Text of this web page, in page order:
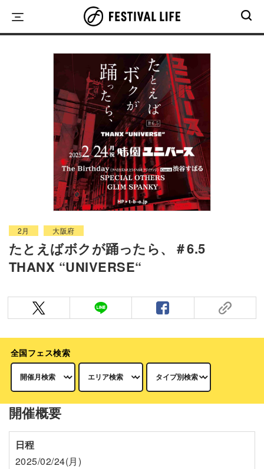
content
2月 大阪府
たとえばボクが踊ったら、＃6.5
THANX “UNIVERSE“
全国フェス検索
開催概要
日程
2025/02/24(月)